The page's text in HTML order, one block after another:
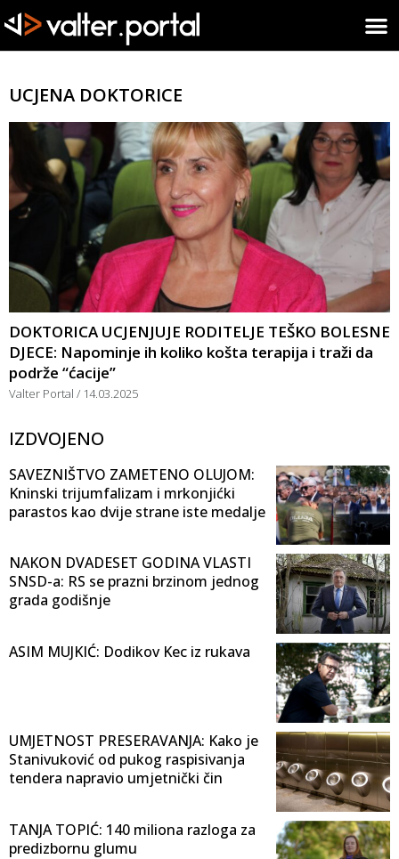
UCJENA DOKTORICE
DOKTORICA UCJENJUJE RODITELJE TEŠKO BOLESNE
DJECE: Napominje ih koliko košta terapija i traži da
podrže “ćacije”
Valter Portal 14.03.2025
IZDVOJENO
SAVEZNIŠTVO ZAMETENO OLUJOM:
Kninski trijumfalizam i mrkonjićki
parastos kao dvije strane iste medalje
NAKON DVADESET GODINA VLASTI
SNSD-a: RS se prazni brzinom jednog
grada godišnje
ASIM MUJKIĆ: Dodikov Kec iz rukava
UMJETNOST PRESERAVANJA: Kako je
Stanivuković od pukog raspisivanja
tendera napravio umjetnički čin
TANJA TOPIĆ: 140 miliona razloga za
predizbornu glumu